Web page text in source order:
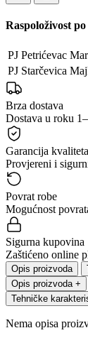
Raspoloživost
PJ Petrićevac
PJ Starčevica
Brza dostava
Dostava u roku
Garancija kvaliteta
Provjereni i
Povrat robe
Mogućnost
Sigurna kupovina
Zaštićeno online
Opis proizvoda
Opis proizvoda +
Tehničke
Nema opisa